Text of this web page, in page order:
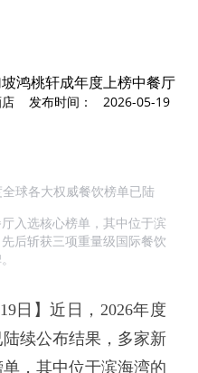
鸿桃轩成年度上榜中餐厅
店 发布时间： 2026-05-19
全球各大权威餐饮榜单已陆
入选核心榜单，其中位于滨
后斩获三项重量级国际餐饮
日】近日，2026年度
续公布结果，多家新
，其中位于滨海湾的